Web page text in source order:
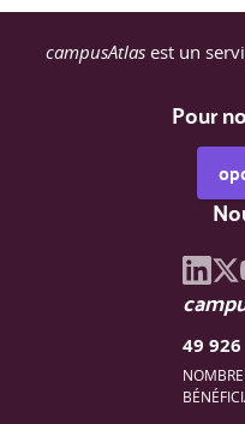
campusAtlas est un
Pour
49 926